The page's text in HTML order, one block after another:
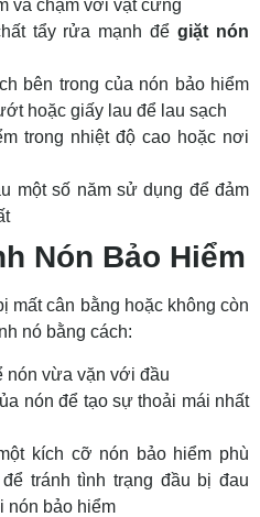
va chạm với vật cứng
tẩy rửa mạnh đểgiặt nón
bên trong của nón bảo hiểm
hoặc giấy lau để lau sạch
trong nhiệt độ cao hoặc nơi
một số năm sử dụng để đảm
Nón Bảo Hiểm
mất cân bằng hoặc không còn
nó bằng cách:
nón vừa vặn với đầu
nón để tạo sự thoải mái nhất
kích cỡ nón bảo hiểm phù
tránh tình trạng đầu bị đau
nón bảo hiểm